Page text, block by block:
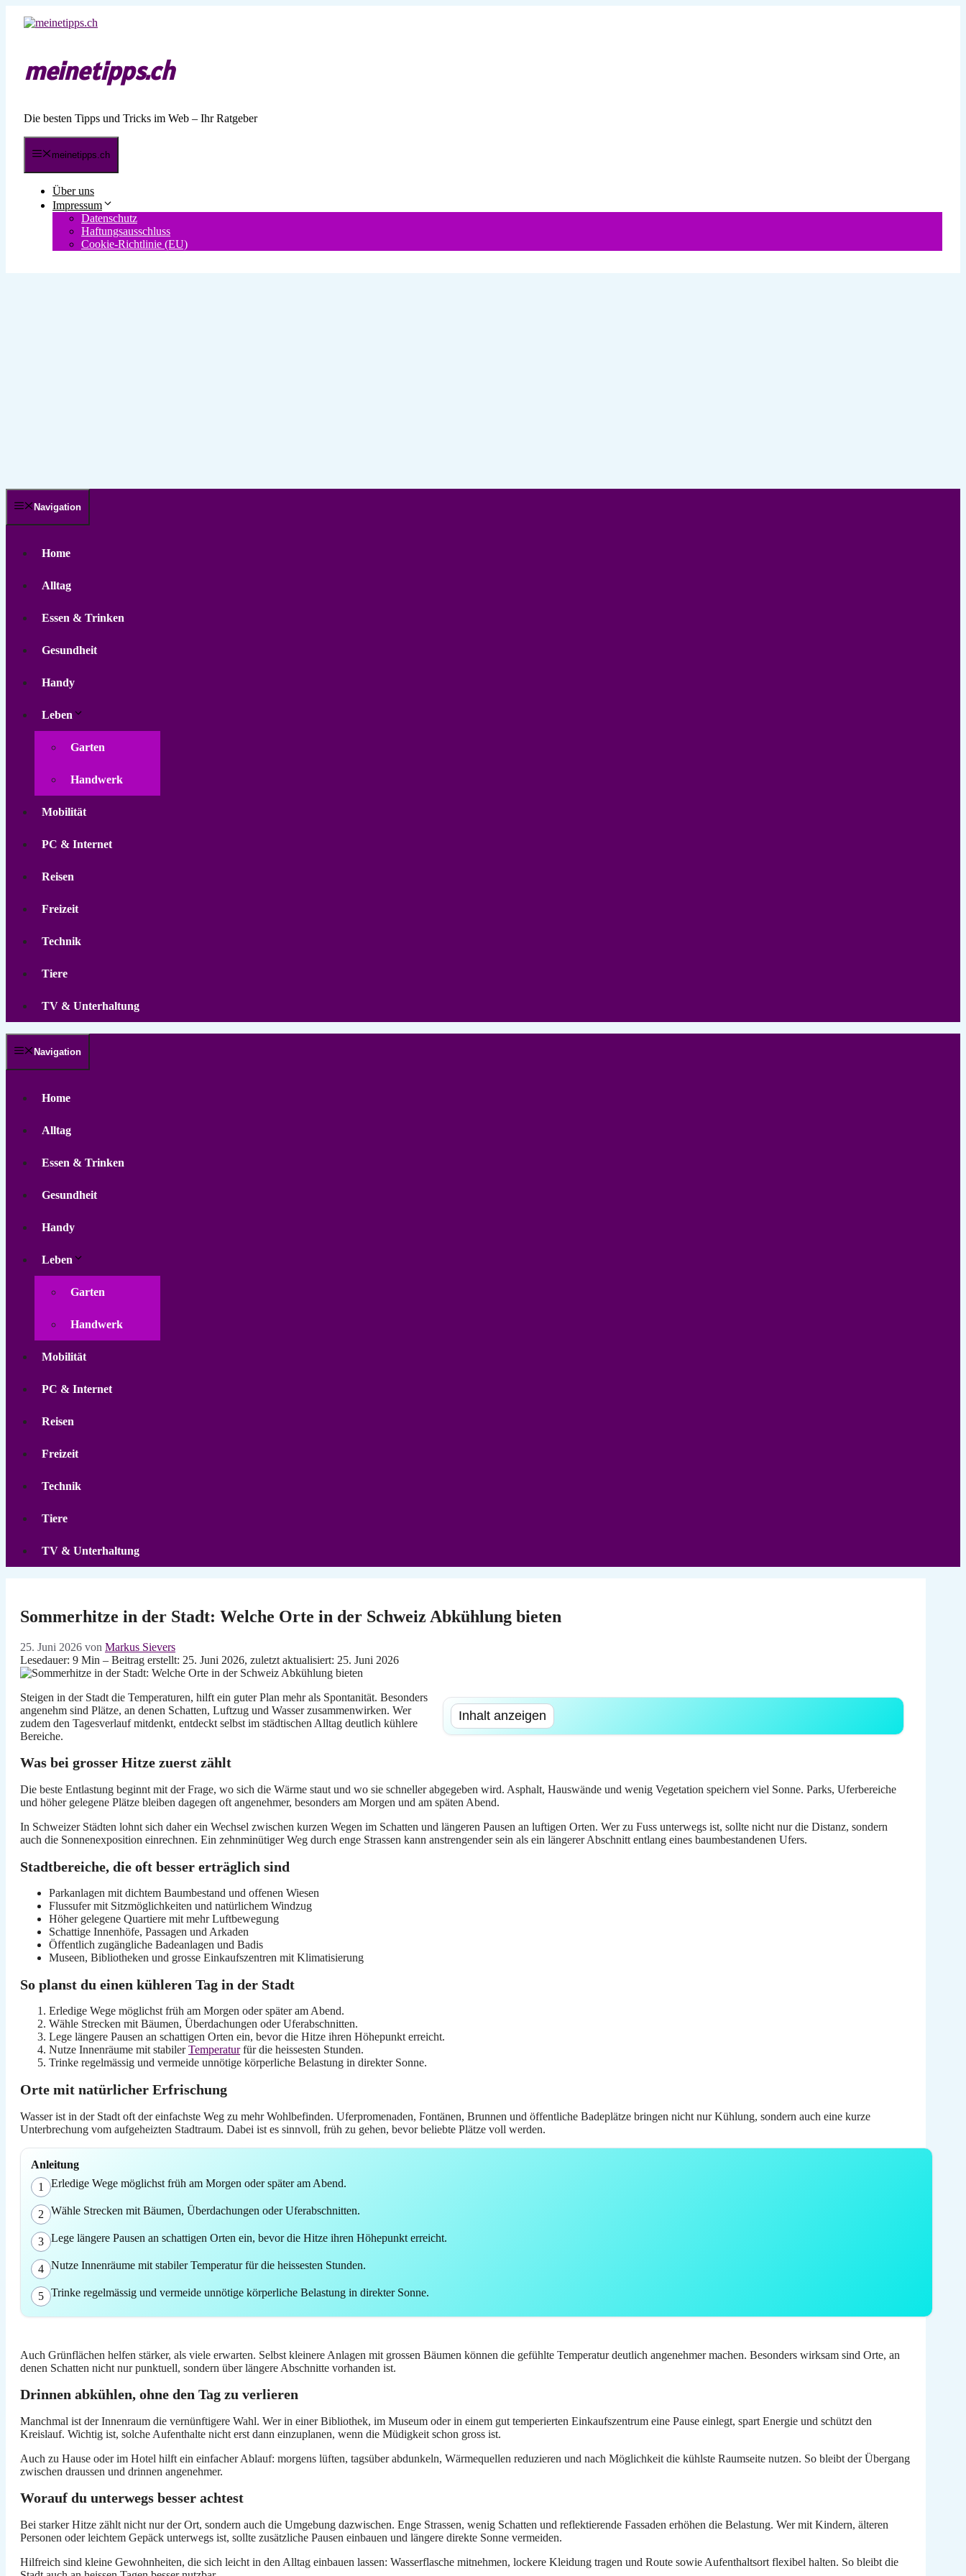
Inhalt
meinetipps.ch
Die besten Tipps und Tricks im Web – Ihr Ratgeber
meinetipps.ch
Über uns
Impressum
Datenschutz
Haftungsausschluss
Cookie-Richtlinie (EU)
Navigation
Home
Alltag
Essen & Trinken
Gesundheit
Handy
Leben
Garten
Handwerk
Mobilität
PC & Internet
Reisen
Freizeit
Technik
Tiere
TV & Unterhaltung
Navigation
Home
Alltag
Essen & Trinken
Gesundheit
Handy
Leben
Garten
Handwerk
Mobilität
PC & Internet
Reisen
Freizeit
Technik
Tiere
TV & Unterhaltung
Sommerhitze in der Stadt: Welche Orte in der Schweiz Abkühlung bieten
25. Juni 2026 von Markus Sievers
Lesedauer: 9 Min – Beitrag erstellt: 25. Juni 2026, zuletzt aktualisiert: 25. Juni 2026
Inhalt anzeigen
Steigen in der Stadt die Temperaturen, hilft ein guter Plan mehr als Spontanität. Besonders
angenehm sind Plätze, an denen Schatten, Luftzug und Wasser zusammenwirken. Wer
zudem den Tagesverlauf mitdenkt, entdeckt selbst im städtischen Alltag deutlich kühlere
Bereiche.
Was bei grosser Hitze zuerst zählt
Die beste Entlastung beginnt mit der Frage, wo sich die Wärme staut und wo sie schneller abgegeben wird. Asphalt, Hauswände und wenig Vegetation speichern viel Sonne. Parks, Uferbereiche
und höher gelegene Plätze bleiben dagegen oft angenehmer, besonders am Morgen und am späten Abend.
In Schweizer Städten lohnt sich daher ein Wechsel zwischen kurzen Wegen im Schatten und längeren Pausen an luftigen Orten. Wer zu Fuss unterwegs ist, sollte nicht nur die Distanz, sondern
auch die Sonnenexposition einrechnen. Ein zehnminütiger Weg durch enge Strassen kann anstrengender sein als ein längerer Abschnitt entlang eines baumbestandenen Ufers.
Stadtbereiche, die oft besser erträglich sind
Parkanlagen mit dichtem Baumbestand und offenen Wiesen
Flussufer mit Sitzmöglichkeiten und natürlichem Windzug
Höher gelegene Quartiere mit mehr Luftbewegung
Schattige Innenhöfe, Passagen und Arkaden
Öffentlich zugängliche Badeanlagen und Badis
Museen, Bibliotheken und grosse Einkaufszentren mit Klimatisierung
So planst du einen kühleren Tag in der Stadt
Erledige Wege möglichst früh am Morgen oder später am Abend.
Wähle Strecken mit Bäumen, Überdachungen oder Uferabschnitten.
Lege längere Pausen an schattigen Orten ein, bevor die Hitze ihren Höhepunkt erreicht.
Nutze Innenräume mit stabilerTemperaturfür die heissesten Stunden.
Trinke regelmässig und vermeide unnötige körperliche Belastung in direkter Sonne.
Orte mit natürlicher Erfrischung
Wasser ist in der Stadt oft der einfachste Weg zu mehr Wohlbefinden. Uferpromenaden, Fontänen, Brunnen und öffentliche Badeplätze bringen nicht nur Kühlung, sondern auch eine kurze
Unterbrechung vom aufgeheizten Stadtraum. Dabei ist es sinnvoll, früh zu gehen, bevor beliebte Plätze voll werden.
Anleitung
1
Erledige Wege möglichst früh am Morgen oder später am Abend.
2 Wähle Strecken mit Bäumen, Überdachungen oder Uferabschnitten.
3 Lege längere Pausen an schattigen Orten ein, bevor die Hitze ihren Höhepunkt erreicht.
4 Nutze Innenräume mit stabiler Temperatur für die heissesten Stunden.
5 Trinke regelmässig und vermeide unnötige körperliche Belastung in direkter Sonne.
Auch Grünflächen helfen stärker, als viele erwarten. Selbst kleinere Anlagen mit grossen Bäumen können die gefühlte Temperatur deutlich angenehmer machen. Besonders wirksam sind Orte, an
denen Schatten nicht nur punktuell, sondern über längere Abschnitte vorhanden ist.
Drinnen abkühlen, ohne den Tag zu verlieren
Manchmal ist der Innenraum die vernünftigere Wahl. Wer in einer Bibliothek, im Museum oder in einem gut temperierten Einkaufszentrum eine Pause einlegt, spart Energie und schützt den
Kreislauf. Wichtig ist, solche Aufenthalte nicht erst dann einzuplanen, wenn die Müdigkeit schon gross ist.
Auch zu Hause oder im Hotel hilft ein einfacher Ablauf: morgens lüften, tagsüber abdunkeln, Wärmequellen reduzieren und nach Möglichkeit die kühlste Raumseite nutzen. So bleibt der Übergang
zwischen draussen und drinnen angenehmer.
Worauf du unterwegs besser achtest
Bei starker Hitze zählt nicht nur der Ort, sondern auch die Umgebung dazwischen. Enge Strassen, wenig Schatten und reflektierende Fassaden erhöhen die Belastung. Wer mit Kindern, älteren
Personen oder leichtem Gepäck unterwegs ist, sollte zusätzliche Pausen einbauen und längere direkte Sonne vermeiden.
Hilfreich sind kleine Gewohnheiten, die sich leicht in den Alltag einbauen lassen: Wasserflasche mitnehmen, lockere Kleidung tragen und Route sowie Aufenthaltsort flexibel halten. So bleibt die